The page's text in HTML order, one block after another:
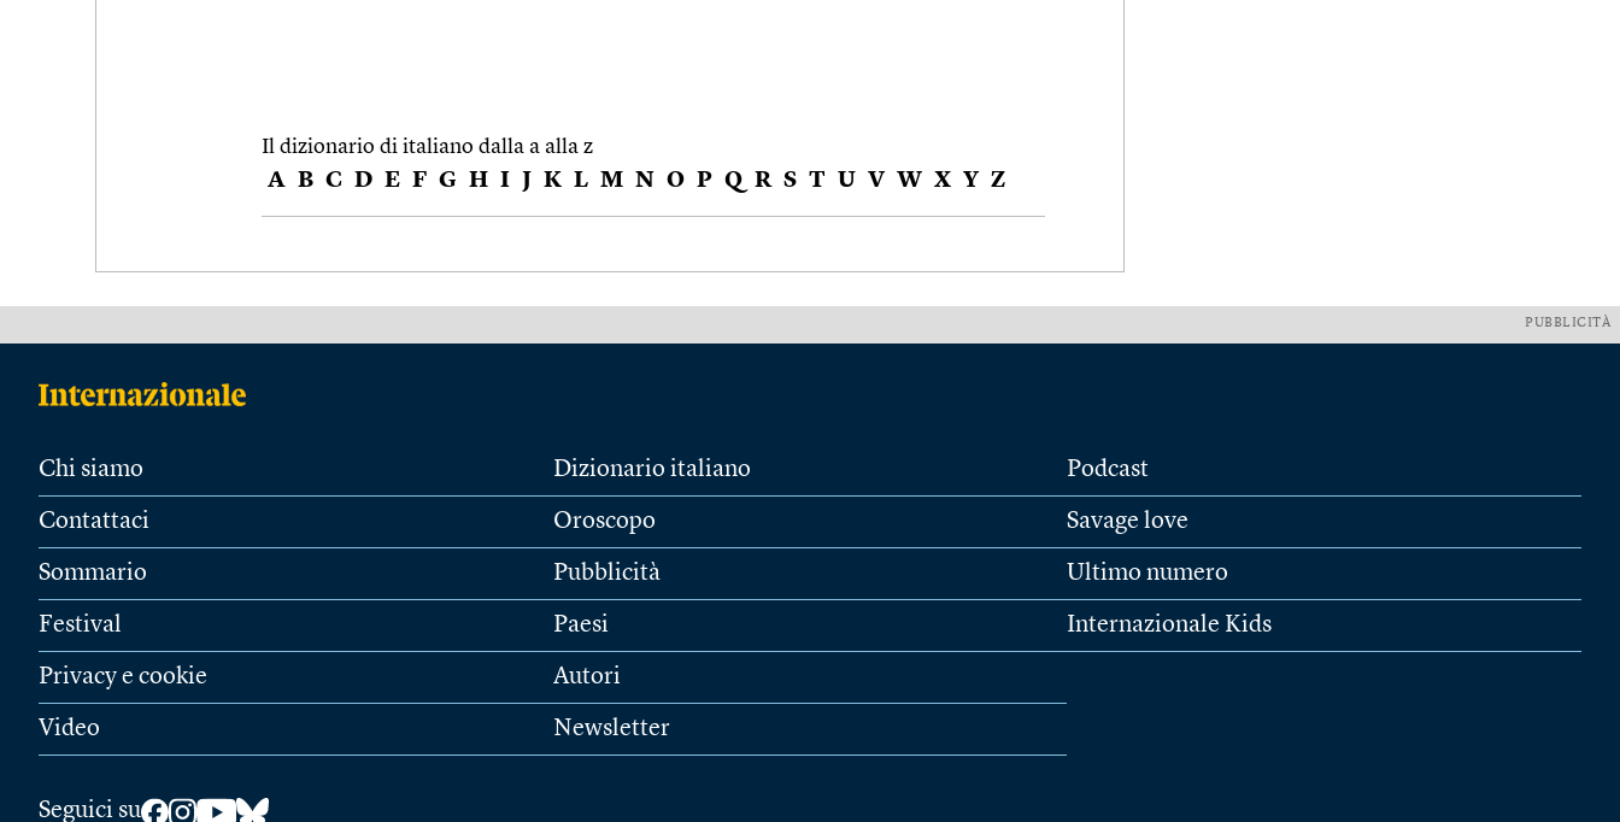
Il dizionario di italiano dalla a alla z
A B C D E F G H I J K L M N O P Q R S T U V W X Y Z
PUBBLICITÀ
Chi siamo
Contattaci
Sommario
Festival
Privacy e cookie
Video
Dizionario italiano
Oroscopo
Pubblicità
Paesi
Autori
Newsletter
Podcast
Savage love
Ultimo numero
Internazionale Kids
Seguici su